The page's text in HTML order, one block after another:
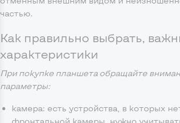
частью.
Как правильно выбрать,
характеристики
При покупке планшета обращайте
параметры:
камера: есть устройства, в которых
фронтальной камеры, нужно